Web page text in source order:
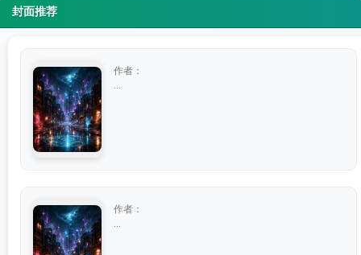
封面推荐
作者：
作者：